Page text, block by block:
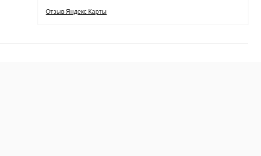
Отзыв Яндекс Карты